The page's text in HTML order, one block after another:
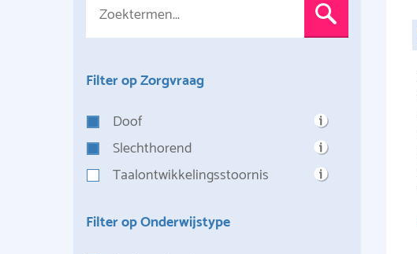
Filter op Zorgvraag
Doof
Slechthorend
Taalontwikkelingsstoornis
Filter op Onderwijstype